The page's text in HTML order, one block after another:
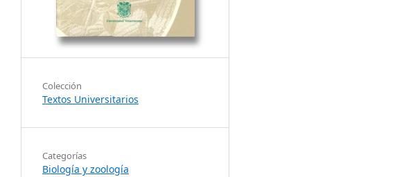
Colección
Textos Universitarios
Categorías
Biología y zoología